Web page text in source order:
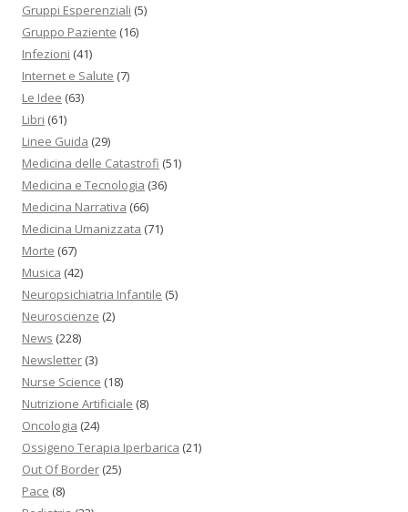
Gruppi Esperenziali (5)
Gruppo Paziente (16)
Infezioni (41)
Internet e Salute (7)
Le Idee (63)
Libri (61)
Linee Guida (29)
Medicina delle Catastrofi (51)
Medicina e Tecnologia (36)
Medicina Narrativa (66)
Medicina Umanizzata (71)
Morte (67)
Musica (42)
Neuropsichiatria Infantile (5)
Neuroscienze (2)
News (228)
Newsletter (3)
Nurse Science (18)
Nutrizione Artificiale (8)
Oncologia (24)
Ossigeno Terapia Iperbarica (21)
Out Of Border (25)
Pace (8)